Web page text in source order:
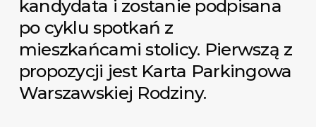
kandydata i zostanie podpisana
po cyklu spotkań z
mieszkańcami stolicy. Pierwszą z
propozycji jest Karta Parkingowa
Warszawskiej Rodziny.